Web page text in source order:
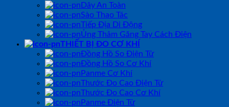
Dây An Toàn
Sào Thao Tác
Tiếp Địa Di Động
Ủng Thảm Găng Tay Cách Điện
THIẾT BỊ ĐO CƠ KHÍ
Đồng Hồ So Điện Tử
Đồng Hồ So Cơ Khí
Panme Cơ Khí
Thước Đo Cao Điện Tử
Thước Đo Cao Cơ Khí
Panme Điện Tử